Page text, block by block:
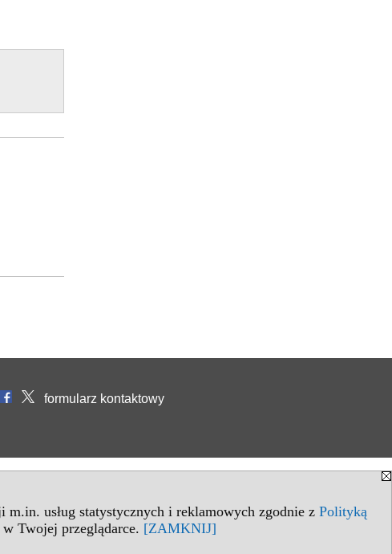
usług statystycznych i reklamowych zgodnie z Polityką
Twojej przeglądarce. [ZAMKNIJ]
formularz kontaktowy